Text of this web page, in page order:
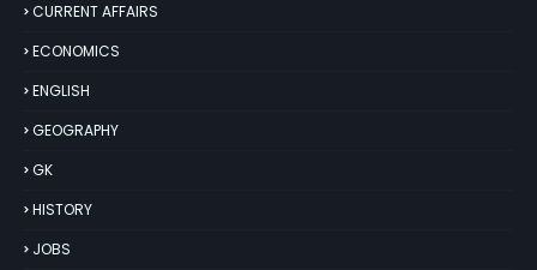
CURRENT AFFAIRS
ECONOMICS
ENGLISH
GEOGRAPHY
GK
HISTORY
JOBS